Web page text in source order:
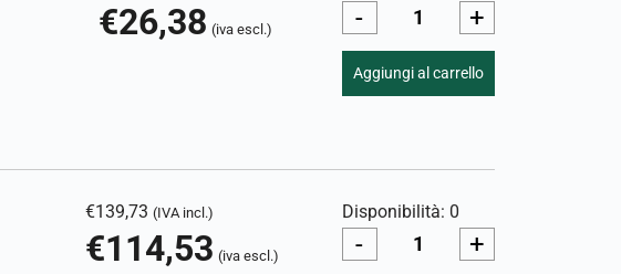
€26,38 (iva escl.) - +
Aggiungi al carrello
€139,73 (IVA incl.)
€114,53 (iva escl.)
Disponibilità: 0
- +